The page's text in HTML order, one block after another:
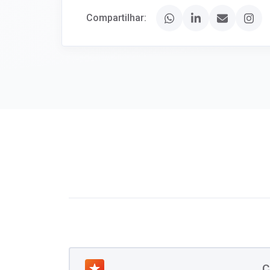
Compartilhar: